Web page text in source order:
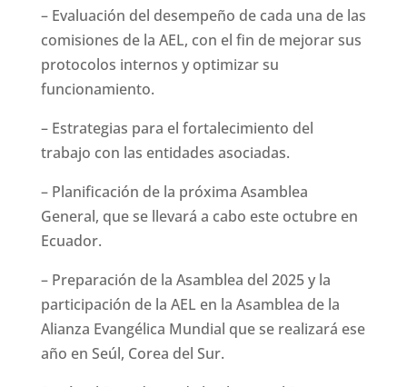
– Evaluación del desempeño de cada una de las
comisiones de la AEL, con el fin de mejorar sus
protocolos internos y optimizar su
funcionamiento.
– Estrategias para el fortalecimiento del
trabajo con las entidades asociadas.
– Planificación de la próxima Asamblea
General, que se llevará a cabo este octubre en
Ecuador.
– Preparación de la Asamblea del 2025 y la
participación de la AEL en la Asamblea de la
Alianza Evangélica Mundial que se realizará ese
año en Seúl, Corea del Sur.